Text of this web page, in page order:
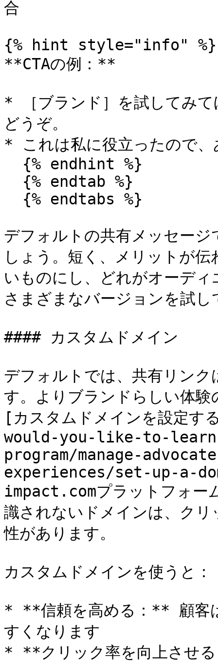
合
{% hint style="info" %}
**CTAの例：**
* ［ブランド］を試してみ
どうぞ。
* これは私に役立ったので、
デフォルトの共有メッセー
しょう。短く、メリットが
いものにし、どれがオーデ
さまざまなバージョンを試
#### カスタムドメイン
デフォルトでは、共有リン
す。よりブランドらしい体
[カスタムドメインを設定
would-you-like-to-
program/manage-
experiences/set-up-a-
impact.comプラットフォー
識されないドメインは、ク
性があります。
カスタムドメインを使うと：
* **信頼を高める：** 顧客
すくなります
* **クリック率を向上させ